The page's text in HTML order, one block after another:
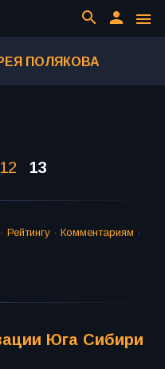
menu
person
search
ПОЛЯКОВА
12 13
· Рейтингу · Комментариям ·
Юга Сибири